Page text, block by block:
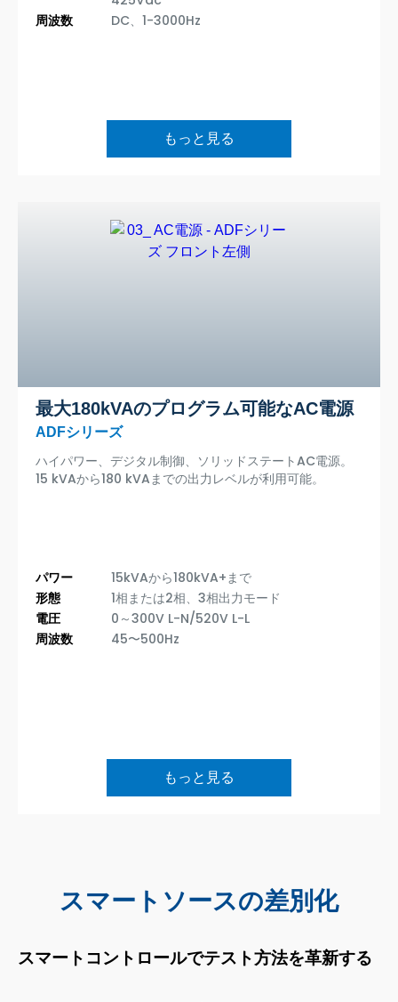
周波数
DC、1-3000Hz
もっと見る
最大180kVAのプログラム可能なAC電源
ADFシリーズ
ハイパワー、デジタル制御、ソリッドステートAC電源。
15 kVAから180 kVAまでの出力レベルが利用可能。
パワー
15kVAから180kVA+まで
形態
1相または2相、3相出力モード
電圧
0～300V L-N/520V L-L
周波数
45〜500Hz
もっと見る
スマートソースの差別化
スマートコントロールでテスト方法を革新する